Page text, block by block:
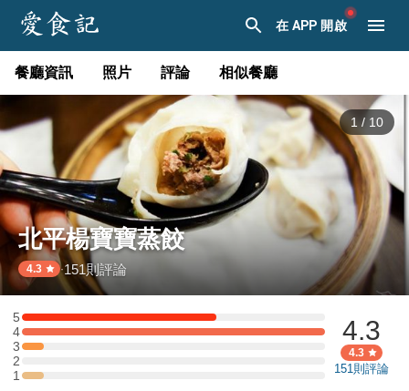
在 APP 開啟
餐廳資訊 照片 評論 相似餐廳
1 / 10
北平楊寶寶蒸餃
4.3 ·151則評論
5
5 星：9 則評論
4
4 星：14 則評論
3
3 星：1 則評論
2
2 星：0 則評論
11 星：1 則評論
4.3
4.3
151則評論